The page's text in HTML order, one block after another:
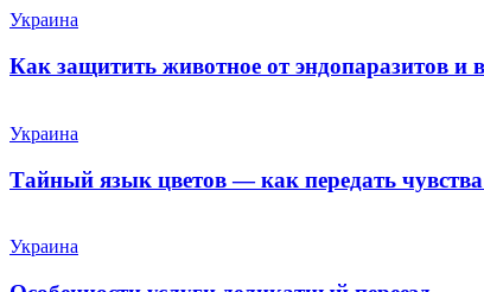
Украина
Как защитить животное от эндопаразитов
Украина
Тайный язык цветов — как передать
Украина